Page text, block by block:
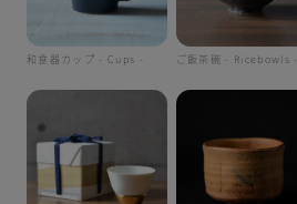
和食器カップ - Cups - ご飯茶碗 - Ricebowls -